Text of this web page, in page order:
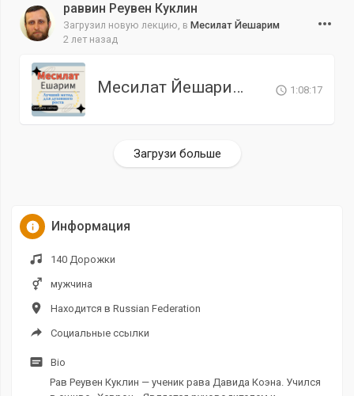
раввин Реувен Куклин
Загрузил новую лекцию, в Месилат Йешарим
2 лет назад
Месилат Йешарим. Урок 5 1:08:17
Загрузи больше
Информация
140 Дорожки
мужчина
Находится в Russian Federation
Социальные ссылки
Bio
Рав Реувен Куклин — ученик рава Давида Коэна. Учился